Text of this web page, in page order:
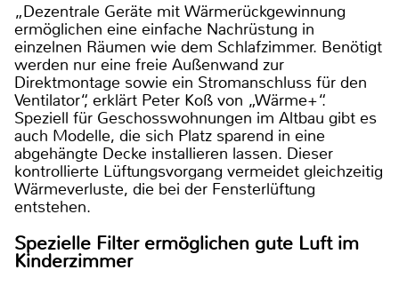
„Dezentrale Geräte mit Wärmerückgewinnung
ermöglichen eine einfache Nachrüstung in
einzelnen Räumen wie dem Schlafzimmer. Benötigt
werden nur eine freie Außenwand zur
Direktmontage sowie ein Stromanschluss für den
Ventilator“, erklärt Peter Koß von „Wärme+“.
Speziell für Geschosswohnungen im Altbau gibt es
auch Modelle, die sich Platz sparend in eine
abgehängte Decke installieren lassen. Dieser
kontrollierte Lüftungsvorgang vermeidet gleichzeitig
Wärmeverluste, die bei der Fensterlüftung
entstehen.
Spezielle Filter ermöglichen gute Luft im
Kinderzimmer